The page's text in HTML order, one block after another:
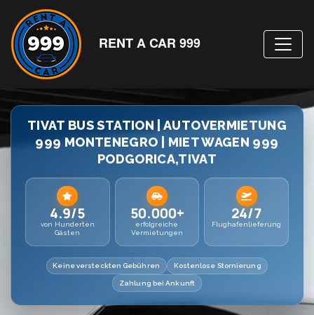
RENT A CAR 999
TIVAT BUS STATION | AUTOVERMIETUNG
999 MONTENEGRO | MIET WAGEN 999
PODGORICA,TIVAT
4.9/5
von Hunderten
Gästen
50.000+
erfolgreiche
Vermietungen
24/7
Flughafenlieferung
Keine versteckten Gebühren Kostenlose Stornierung
Zahlung bei Ankunft